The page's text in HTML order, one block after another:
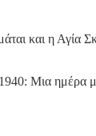
και η Αγία
Μια ημέρα